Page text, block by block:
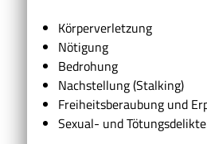
Körperverletzung
Nötigung
Bedrohung
Nachstellung (Stalking)
Freiheitsberaubung und
Sexual- und